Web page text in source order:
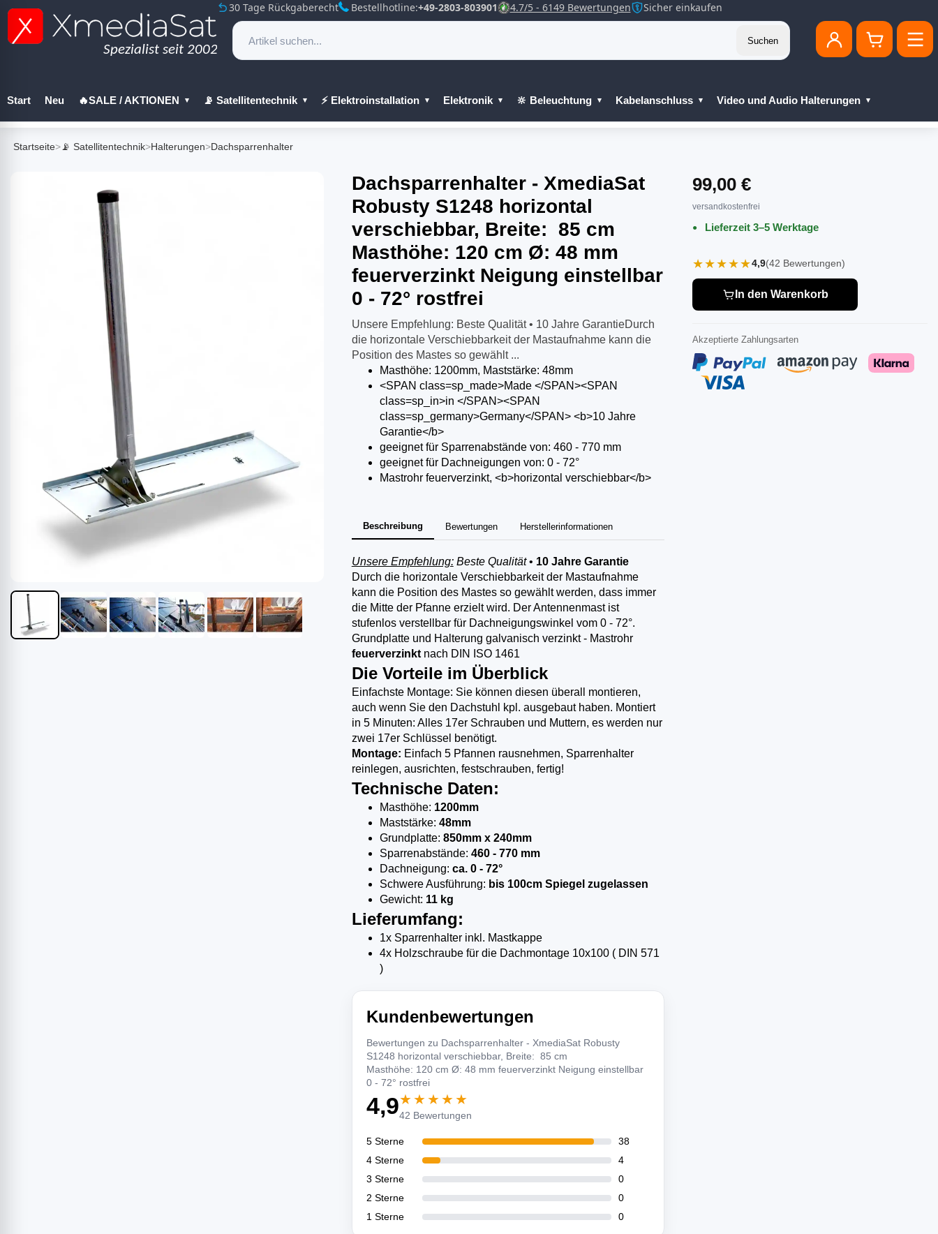
30 Tage Rückgaberecht Bestellhotline:+49-2803-803901 4.7/5 - 6149 Bewertungen Sicher einkaufen
Suchen
Start Neu 🔥SALE / AKTIONEN 📡 Satellitentechnik ⚡ Elektroinstallation Elektronik 🔆 Beleuchtung Kabelanschluss Video und Audio Halterungen
🔧 Werkzeug
Startseite>📡 Satellitentechnik>Halterungen>Dachsparrenhalter
Dachsparrenhalter - XmediaSat
Robusty S1248 horizontal
verschiebbar, Breite: 85 cm
Masthöhe: 120 cm Ø: 48 mm
feuerverzinkt Neigung einstellbar
0 - 72° rostfrei
Unsere Empfehlung: Beste Qualität • 10 Jahre GarantieDurch
die horizontale Verschiebbarkeit der Mastaufnahme kann die
Position des Mastes so gewählt ...
Masthöhe: 1200mm, Maststärke: 48mm
<SPAN class=sp_made>Made </SPAN><SPAN
class=sp_in>in </SPAN><SPAN
class=sp_germany>Germany</SPAN> <b>10 Jahre
Garantie</b>
geeignet für Sparrenabstände von: 460 - 770 mm
geeignet für Dachneigungen von: 0 - 72°
Mastrohr feuerverzinkt, <b>horizontal verschiebbar</b>
Beschreibung Bewertungen Herstellerinformationen
Unsere Empfehlung:Beste Qualität• 10 Jahre Garantie
Durch die horizontale Verschiebbarkeit der Mastaufnahme
kann die Position des Mastes so gewählt werden, dass immer
die Mitte der Pfanne erzielt wird. Der Antennenmast ist
stufenlos verstellbar für Dachneigungswinkel vom 0 - 72°.
Grundplatte und Halterung galvanisch verzinkt - Mastrohr
feuerverzinktnach DIN ISO 1461
Die Vorteile im Überblick
Einfachste Montage: Sie können diesen überall montieren,
auch wenn Sie den Dachstuhl kpl. ausgebaut haben. Montiert
in 5 Minuten: Alles 17er Schrauben und Muttern, es werden nur
zwei 17er Schlüssel benötigt.
Montage: Einfach 5 Pfannen rausnehmen, Sparrenhalter
reinlegen, ausrichten, festschrauben, fertig!
Technische Daten:
Masthöhe: 1200mm
Maststärke: 48mm
Grundplatte: 850mm x 240mm
Sparrenabstände: 460 - 770 mm
Dachneigung: ca. 0 - 72°
Schwere Ausführung: bis 100cm Spiegel zugelassen
Gewicht: 11 kg
Lieferumfang:
1x Sparrenhalter inkl. Mastkappe
4x Holzschraube für die Dachmontage 10x100 ( DIN 571
)
Kundenbewertungen
Bewertungen zu Dachsparrenhalter - XmediaSat Robusty
S1248 horizontal verschiebbar, Breite: 85 cm
Masthöhe: 120 cm Ø: 48 mm feuerverzinkt Neigung einstellbar
0 - 72° rostfrei
4,9★★★★★
42 Bewertungen
5 Sterne
38
4 Sterne
4
3 Sterne
0
2 Sterne
0
1 Sterne
0
99,00 €
versandkostenfrei
Lieferzeit 3–5 Werktage
★★★★★4,9(42 Bewertungen)
In den Warenkorb
Akzeptierte Zahlungsarten